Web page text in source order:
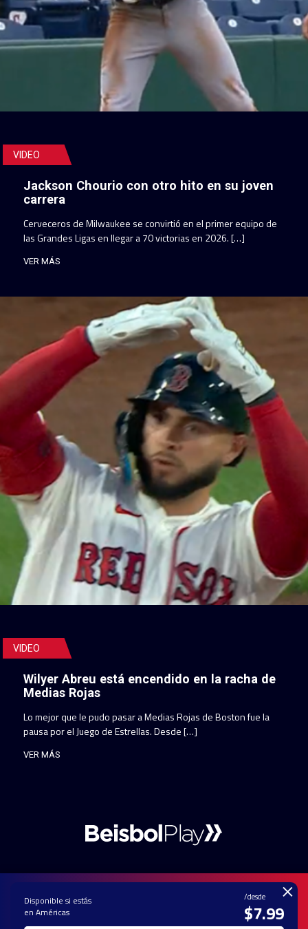
VIDEO
Jackson Chourio con otro hito en su joven
carrera
Cerveceros de Milwaukee se convirtió en el primer equipo de
las Grandes Ligas en llegar a 70 victorias en 2026. […]
VER MÁS
VIDEO
Wilyer Abreu está encendido en la racha de
Medias Rojas
Lo mejor que le pudo pasar a Medias Rojas de Boston fue la
pausa por el Juego de Estrellas. Desde […]
VER MÁS
PAUTA CON
TÉRMINOS Y
CONDICIONES
Disponible si estás
en Américas
/desde
$7.99
×